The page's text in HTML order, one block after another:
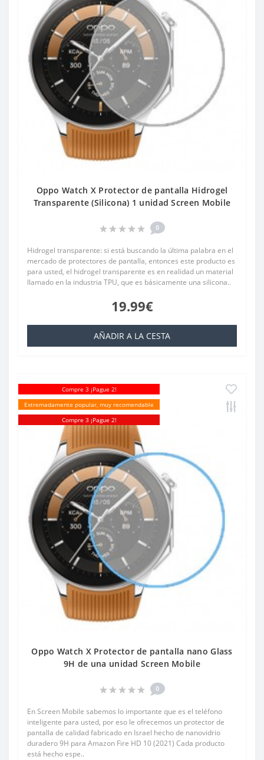
Oppo Watch X Protector de pantalla Hidrogel
Transparente (Silicona) 1 unidad Screen Mobile
0
Hidrogel transparente: si está buscando la última palabra en el
mercado de protectores de pantalla, entonces este producto es
para usted, el hidrogel transparente es en realidad un material
llamado en la industria TPU, que es básicamente una silicona..
19.99€
AÑADIR A LA CESTA
Compre 3 ¡Pague 2!
Extremadamente popular, muy recomendable
Compre 3 ¡Pague 2!
Oppo Watch X Protector de pantalla nano Glass
9H de una unidad Screen Mobile
0
En Screen Mobile sabemos lo importante que es el teléfono
inteligente para usted, por eso le ofrecemos un protector de
pantalla de calidad fabricado en Israel hecho de nanovidrio
duradero 9H para Amazon Fire HD 10 (2021) Cada producto
está hecho espe..